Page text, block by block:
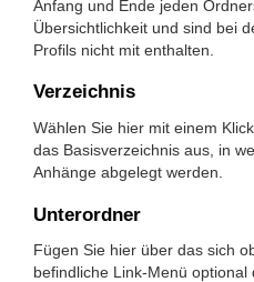
Anfang und Ende jeden
Übersichtlichkeit und sind bei
Profils nicht mit enthalten.
Verzeichnis
Wählen Sie hier mit einem
das Basisverzeichnis aus, in
Anhänge abgelegt werden.
Unterordner
Fügen Sie hier über das sich
befindliche Link-Menü